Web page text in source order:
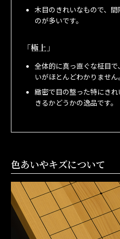
木目のきれいなもので、
のが多いです。
「極上」
全体的に真っ直ぐな柾目
いがほとんどわかりません。
緻密で目の整った特にき
きるかどうかの逸品です。
色あいやキズについて